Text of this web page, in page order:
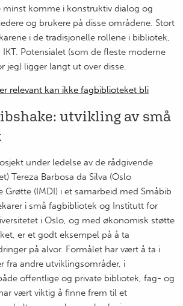
minst komme i konstruktiv dialog og
og brukere på disse områdene. Stort
i de tradisjonelle rollene i bibliotek,
Potensialet (som de fleste moderne
jeg) ligger langt ut over disse.
relevant kan ikke fagbiblioteket bli
utvikling av små
under ledelse av de rådgivende
Tereza Barbosa da Silva (Oslo
Grøtte (IMDI) i et samarbeid med Småbib
i små fagbibliotek og Institutt for
i Oslo, og med økonomisk støtte
er et godt eksempel på å ta
på alvor. Formålet har vært å ta i
fra andre utviklingsområder, i
offentlige og private bibliotek, fag- og
vært viktig å finne frem til et